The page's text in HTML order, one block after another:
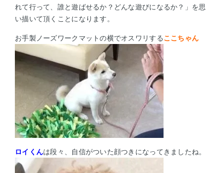
れて行って、誰と遊ばせるか？どんな遊びになるか？」を思
い描いて頂くことになります。
お手製ノーズワークマットの横でオスワリするここちゃん
ロイくんは段々、自信がついた顔つきになってきましたね。